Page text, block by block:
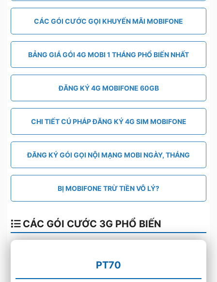
CÁC GÓI CƯỚC GỌI KHUYẾN MÃI MOBIFONE
BẢNG GIÁ GÓI 4G MOBI 1 THÁNG PHỔ BIẾN NHẤT
ĐĂNG KÝ 4G MOBIFONE 60GB
CHI TIẾT CÚ PHÁP ĐĂNG KÝ 4G SIM MOBIFONE
ĐĂNG KÝ GÓI GỌI NỘI MẠNG MOBI NGÀY, THÁNG
BỊ MOBIFONE TRỪ TIỀN VÔ LÝ?
CÁC GÓI CƯỚC 3G PHỔ BIẾN
PT70